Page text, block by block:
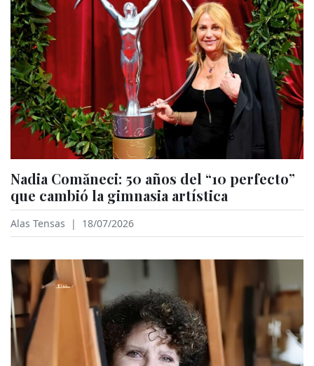
Nadia Comăneci: 50 años del “10 perfecto”
que cambió la gimnasia artística
Alas Tensas | 18/07/2026